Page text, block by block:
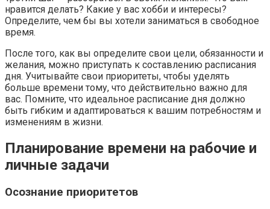
нравится делать? Какие у вас хобби и интересы?
Определите, чем бы вы хотели заниматься в свободное
время.
После того, как вы определите свои цели, обязанности и
желания, можно приступать к составлению расписания
дня. Учитывайте свои приоритеты, чтобы уделять
больше времени тому, что действительно важно для
вас. Помните, что идеальное расписание дня должно
быть гибким и адаптироваться к вашим потребностям и
изменениям в жизни.
Планирование времени на рабочие и
личные задачи
Осознание приоритетов